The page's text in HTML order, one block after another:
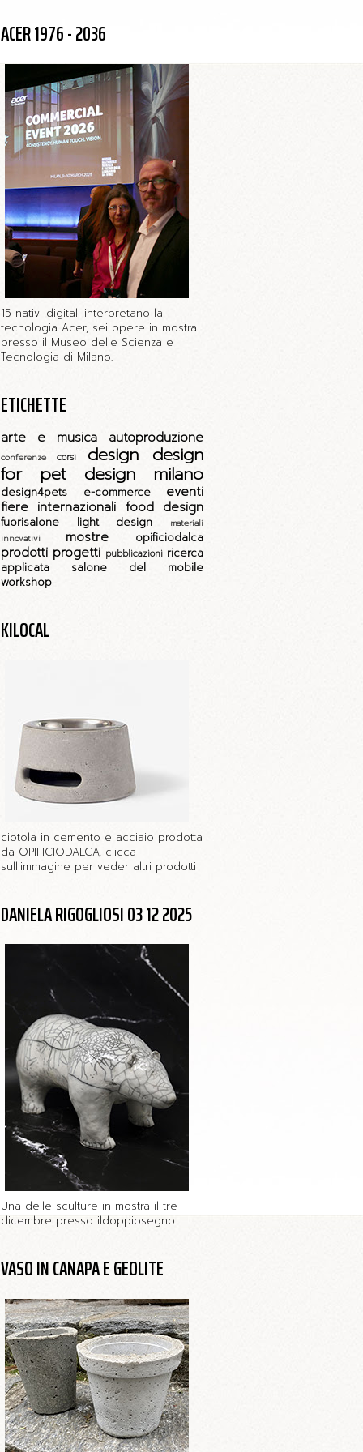
ACER 1976 - 2036
15 nativi digitali interpretano la
tecnologia Acer, sei opere in mostra
presso il Museo delle Scienza e
Tecnologia di Milano.
ETICHETTE
arte e musica autoproduzione
conferenze corsi design design
for pet design milano
design4pets e-commerce eventi
fiere internazionali food design
fuorisalone light design
materiali
innovativi
mostre opificiodalca
prodotti progetti pubblicazioni ricerca
applicata
salone del mobile
workshop
KILOCAL
ciotola in cemento e acciaio prodotta
da OPIFICIODALCA, clicca
sull'immagine per veder altri prodotti
DANIELA RIGOGLIOSI 03 12 2025
Una delle sculture in mostra il tre
dicembre presso ildoppiosegno
VASO IN CANAPA E GEOLITE